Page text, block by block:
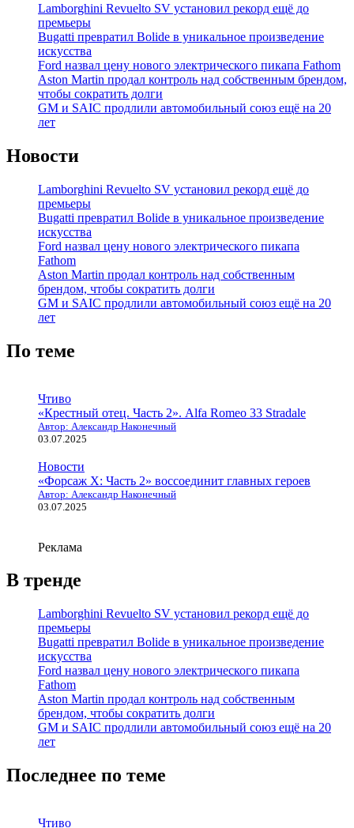
Lamborghini Revuelto SV установил рекорд ещё до
премьеры
Bugatti превратил Bolide в уникальное произведение
искусства
Ford назвал цену нового электрического пикапа Fathom
Aston Martin продал контроль над собственным брендом,
чтобы сократить долги
GM и SAIC продлили автомобильный союз ещё на 20
лет
Новости
Lamborghini Revuelto SV установил рекорд ещё до
премьеры
Bugatti превратил Bolide в уникальное произведение
искусства
Ford назвал цену нового электрического пикапа
Fathom
Aston Martin продал контроль над собственным
брендом, чтобы сократить долги
GM и SAIC продлили автомобильный союз ещё на 20
лет
По теме
Чтиво
«Крестный отец. Часть 2». Alfa Romeo 33 Stradale
Автор: Александр Наконечный
03.07.2025
Новости
«Форсаж X: Часть 2» воссоединит главных героев
Автор: Александр Наконечный
03.07.2025
Реклама
В тренде
Lamborghini Revuelto SV установил рекорд ещё до
премьеры
Bugatti превратил Bolide в уникальное произведение
искусства
Ford назвал цену нового электрического пикапа
Fathom
Aston Martin продал контроль над собственным
брендом, чтобы сократить долги
GM и SAIC продлили автомобильный союз ещё на 20
лет
Последнее по теме
Чтиво